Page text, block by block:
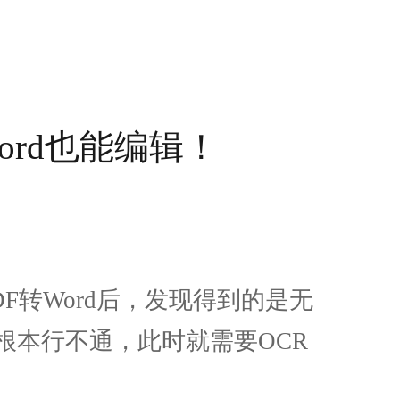
也能编辑！
转Word后，发现得到的是无
本行不通，此时就需要OCR